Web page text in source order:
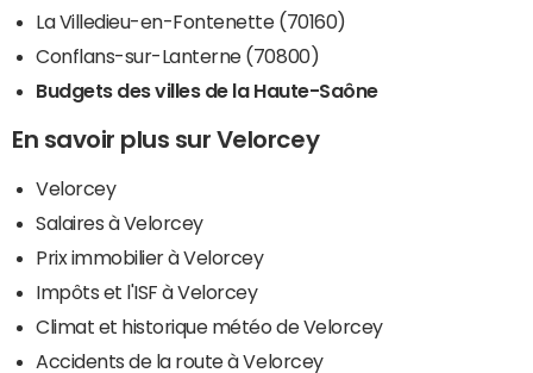
La Villedieu-en-Fontenette (70160)
Conflans-sur-Lanterne (70800)
Budgets des villes de la Haute-Saône
En savoir plus sur Velorcey
Velorcey
Salaires à Velorcey
Prix immobilier à Velorcey
Impôts et l'ISF à Velorcey
Climat et historique météo de Velorcey
Accidents de la route à Velorcey